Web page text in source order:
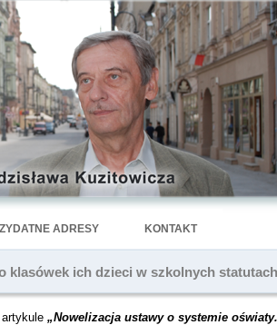
ADRESY KONTAKT
klasówek ich dzieci w szkolnych statutach
artykule „Nowelizacja ustawy o systemie